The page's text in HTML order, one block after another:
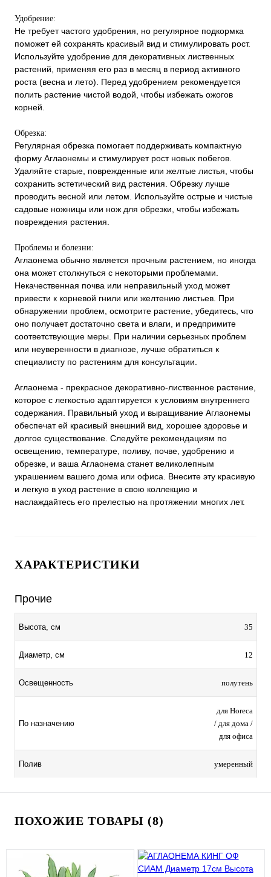
Удобрение:
Не требует частого удобрения, но регулярное подкормка
поможет ей сохранять красивый вид и стимулировать рост.
Используйте удобрение для декоративных лиственных
растений, применяя его раз в месяц в период активного
роста (весна и лето). Перед удобрением рекомендуется
полить растение чистой водой, чтобы избежать ожогов
корней.
Обрезка:
Регулярная обрезка помогает поддерживать компактную
форму Аглаонемы и стимулирует рост новых побегов.
Удаляйте старые, поврежденные или желтые листья, чтобы
сохранить эстетический вид растения. Обрезку лучше
проводить весной или летом. Используйте острые и чистые
садовые ножницы или нож для обрезки, чтобы избежать
повреждения растения.
Проблемы и болезни:
Аглаонема обычно является прочным растением, но иногда
она может столкнуться с некоторыми проблемами.
Некачественная почва или неправильный уход может
привести к корневой гнили или желтению листьев. При
обнаружении проблем, осмотрите растение, убедитесь, что
оно получает достаточно света и влаги, и предпримите
соответствующие меры. При наличии серьезных проблем
или неуверенности в диагнозе, лучше обратиться к
специалисту по растениям для консультации.
Аглаонема - прекрасное декоративно-лиственное растение,
которое с легкостью адаптируется к условиям внутреннего
содержания. Правильный уход и выращивание Аглаонемы
обеспечат ей красивый внешний вид, хорошее здоровье и
долгое существование. Следуйте рекомендациям по
освещению, температуре, поливу, почве, удобрению и
обрезке, и ваша Аглаонема станет великолепным
украшением вашего дома или офиса. Внесите эту красивую
и легкую в уход растение в свою коллекцию и
наслаждайтесь его прелестью на протяжении многих лет.
ХАРАКТЕРИСТИКИ
Прочие
Высота, см 35
Диаметр, см 12
Освещенность полутень
По назначению
для Horeca
/ для дома /
для офиса
Полив умеренный
ПОХОЖИЕ ТОВАРЫ (8)